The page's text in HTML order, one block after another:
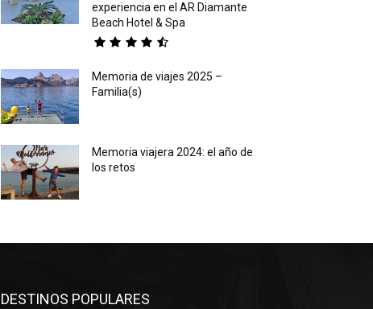
experiencia en el AR Diamante
Beach Hotel & Spa
Memoria de viajes 2025 –
Familia(s)
Memoria viajera 2024: el año de
los retos
DESTINOS POPULARES